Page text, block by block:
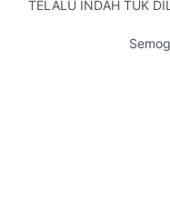
TELALU INDAH TUK